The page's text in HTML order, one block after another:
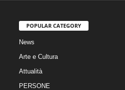
POPULAR CATEGORY
News
Arte e Cultura
Attualità
PERSONE